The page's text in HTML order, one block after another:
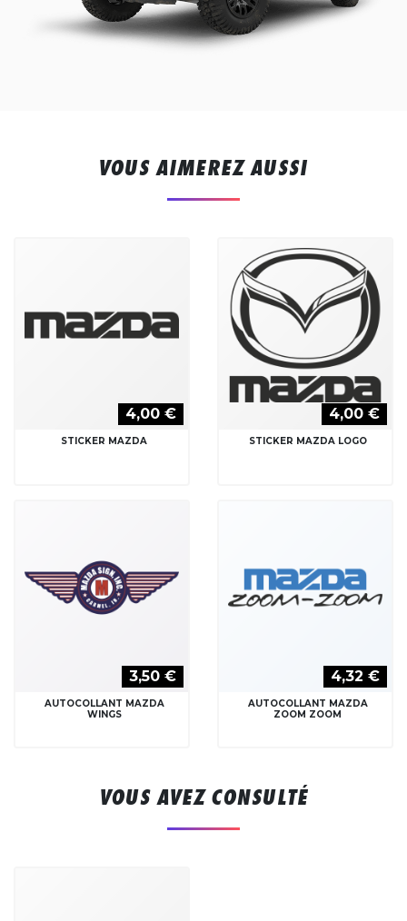
VOUS AIMEREZ AUSSI
4,00 €
STICKER MAZDA
4,00 €
STICKER MAZDA LOGO
3,50 €
AUTOCOLLANT MAZDA
WINGS
4,32 €
AUTOCOLLANT MAZDA
ZOOM ZOOM
VOUS AVEZ CONSULTÉ